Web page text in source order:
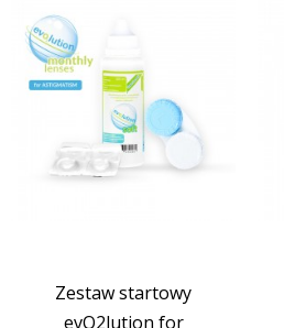
Zestaw startowy
evO2lution for